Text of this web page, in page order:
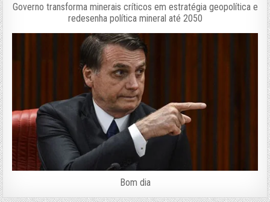
Governo transforma minerais críticos em estratégia geopolítica e
redesenha política mineral até 2050
Bom dia